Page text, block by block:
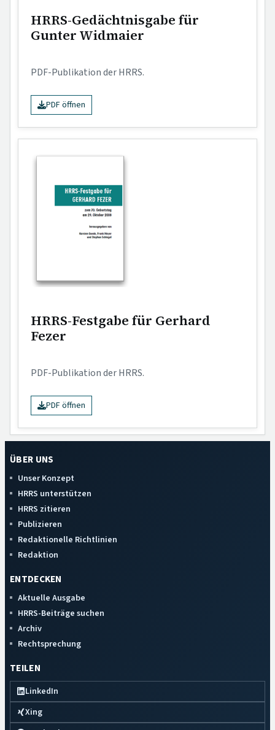
HRRS-Gedächtnisgabe für
Gunter Widmaier
PDF-Publikation der HRRS.
PDF öffnen
HRRS-Festgabe für Gerhard
Fezer
PDF-Publikation der HRRS.
PDF öffnen
ÜBER UNS
Unser Konzept
HRRS unterstützen
HRRS zitieren
Publizieren
Redaktionelle Richtlinien
Redaktion
ENTDECKEN
Aktuelle Ausgabe
HRRS-Beiträge suchen
Archiv
Rechtsprechung
TEILEN
LinkedIn
Xing